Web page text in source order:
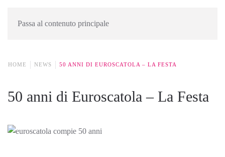
Passa al contenuto principale
HOME NEWS 50 ANNI DI EUROSCATOLA – LA FESTA
50 anni di Euroscatola – La Festa